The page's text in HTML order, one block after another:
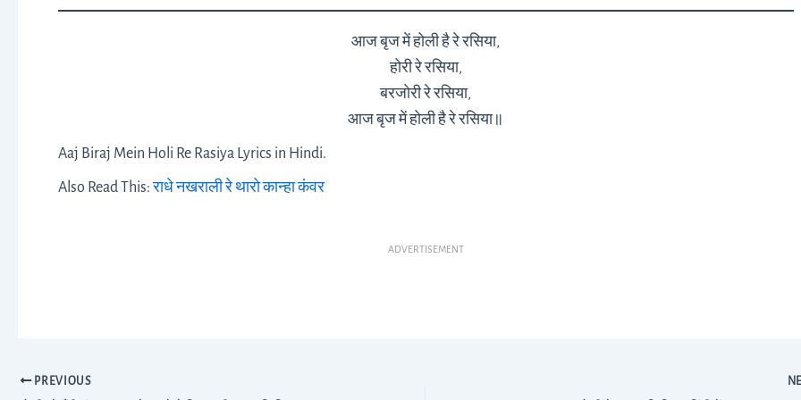
आज बृज में होली है रे रसिया,
होरी रे रसिया,
बरजोरी रे रसिया,
आज बृज में होली है रे रसिया॥
Aaj Biraj Mein Holi Re Rasiya Lyrics in Hindi.
Also Read This:राधे नखराली रे थारो कान्हा कंवर
ADVERTISEMENT
PREVIOUS